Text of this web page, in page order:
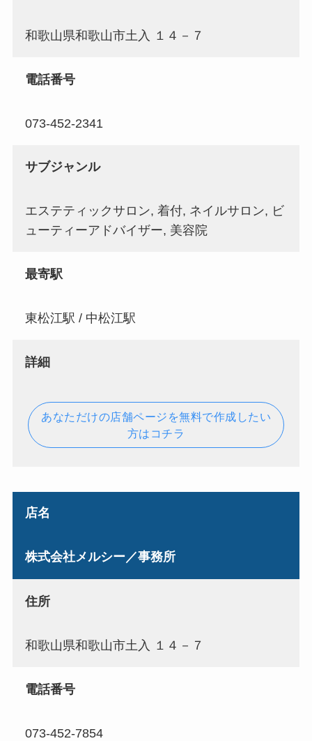
和歌山県和歌山市土入 １４－７
電話番号
073-452-2341
サブジャンル
エステティックサロン, 着付, ネイルサロン, ビ
ューティーアドバイザー, 美容院
最寄駅
東松江駅 / 中松江駅
詳細
あなただけの店舗ページを無料で作成したい
方はコチラ
店名
株式会社メルシー／事務所
住所
和歌山県和歌山市土入 １４－７
電話番号
073-452-7854